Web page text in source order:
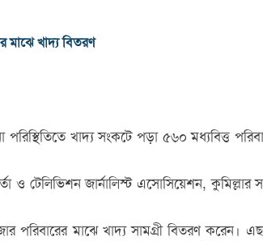
মাঝে খাদ্য বিতরণ
খাদ্য সংকটে পড়া ৫৬০ মধ্যবিত্ত
ও টেলিভিশন জার্নালিস্ট এসোসিয়েশন,
মাঝে খাদ্য সামগ্রী বিতরণ করেন।